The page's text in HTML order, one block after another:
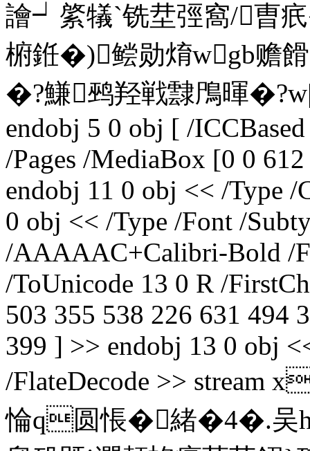
譮┙綮犠`铣坓弳窩/曺
椨銋�)鲿勋焴wgb赡
�?鰜鹀羟戦霴鳲暉
endobj 5 0 obj [ /
/Pages /MediaBox [0 0
endobj 11 0 obj << /Type /
0 obj << /Type /Font /
/AAAAAC+Calibri-Bold /
/ToUnicode 13 0 R /
503 355 538 226 631 494
399 ] >> endobj 13 0 obj
/FlateDecode >> stream
惀q圆悵�緒�4�.吴